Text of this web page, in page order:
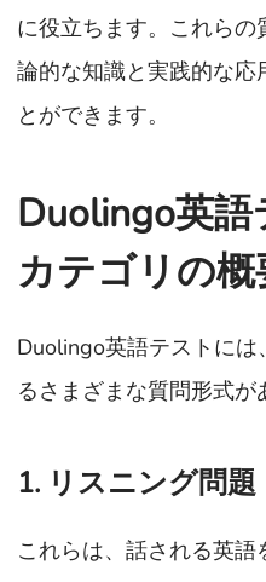
に役立ちます。これら
論的な知識と実践的な応
とができます。
Duolingo英
カテゴリの概
Duolingo英語テストに
るさまざまな質問形式が
1. リスニング問題
これらは、話される英語